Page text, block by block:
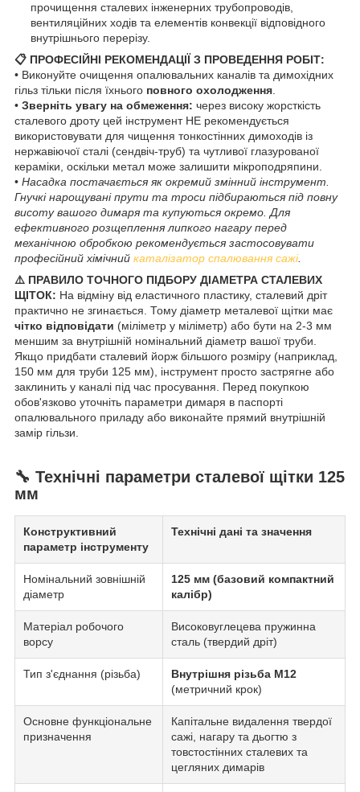
прочищення сталевих інженерних трубопроводів,
вентиляційних ходів та елементів конвекції відповідного
внутрішнього перерізу.
📋 ПРОФЕСІЙНІ РЕКОМЕНДАЦІЇ З ПРОВЕДЕННЯ РОБІТ:
• Виконуйте очищення опалювальних каналів та димохідних
гільз тільки після їхнього повного охолодження.
• Зверніть увагу на обмеження: через високу жорсткість
сталевого дроту цей інструмент НЕ рекомендується
використовувати для чищення тонкостінних димоходів із
нержавіючої сталі (сендвіч-труб) та чутливої глазурованої
кераміки, оскільки метал може залишити мікроподряпини.
• Насадка постачається як окремий змінний інструмент.
Гнучкі нарощувані прути та троси підбираються під повну
висоту вашого димаря та купуються окремо. Для
ефективного розщеплення липкого нагару перед
механічною обробкою рекомендується застосовувати
професійний хімічний каталізатор спалювання сажі.
⚠️ ПРАВИЛО ТОЧНОГО ПІДБОРУ ДІАМЕТРА СТАЛЕВИХ
ЩІТОК: На відміну від еластичного пластику, сталевий дріт
практично не згинається. Тому діаметр металевої щітки має
чітко відповідати (міліметр у міліметр) або бути на 2-3 мм
меншим за внутрішній номінальний діаметр вашої труби.
Якщо придбати сталевий йорж більшого розміру (наприклад,
150 мм для труби 125 мм), інструмент просто застрягне або
заклинить у каналі під час просування. Перед покупкою
обов'язково уточніть параметри димаря в паспорті
опалювального приладу або виконайте прямий внутрішній
замір гільзи.
🔧 Технічні параметри сталевої щітки 125
мм
Конструктивний
параметр інструменту
Технічні дані та значення
Номінальний зовнішній
діаметр
125 мм (базовий компактний
калібр)
Матеріал робочого
ворсу
Високовуглецева пружинна
сталь (твердий дріт)
Тип з'єднання (різьба)
Внутрішня різьба М12
(метричний крок)
Основне функціональне
призначення
Капітальне видалення твердої
сажі, нагару та дьогтю з
товстостінних сталевих та
цегляних димарів